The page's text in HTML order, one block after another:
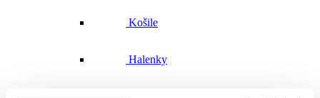
Košile
Halenky